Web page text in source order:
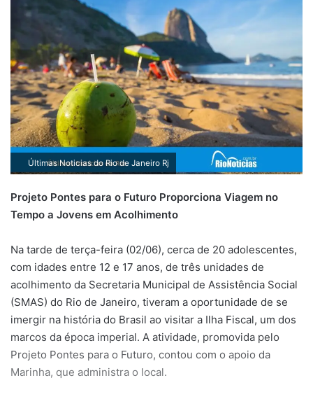
Últimas Noticias do Rio de Janeiro Rj
Projeto Pontes para o Futuro Proporciona Viagem no
Tempo a Jovens em Acolhimento
Na tarde de terça-feira (02/06), cerca de 20 adolescentes,
com idades entre 12 e 17 anos, de três unidades de
acolhimento da Secretaria Municipal de Assistência Social
(SMAS) do Rio de Janeiro, tiveram a oportunidade de se
imergir na história do Brasil ao visitar a Ilha Fiscal, um dos
marcos da época imperial. A atividade, promovida pelo
Projeto Pontes para o Futuro, contou com o apoio da
Marinha, que administra o local.